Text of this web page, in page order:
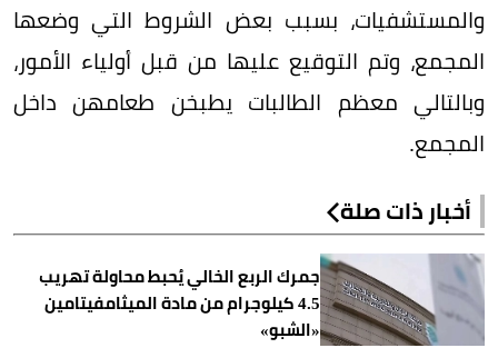
والمستشفيات، بسبب بعض الشروط التي وضعها
المجمع، وتم التوقيع عليها من قبل أولياء الأمور،
وبالتالي معظم الطالبات يطبخن طعامهن داخل
المجمع.
أخبار ذات صلة
جمرك الربع الخالي يُحبط محاولة تهريب
4.5 كيلوجرام من مادة الميثامفيتامين
«الشبو»